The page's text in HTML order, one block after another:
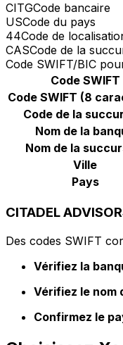
CITGCode bancaire
USCode du pays
44Code de
CASCode de la
Code SWIFT/BIC
Code SWIFT
Code SWIFT (8
Code de la
Nom de la
Nom de la
Ville
Pays
CITADEL
Des codes SWIFT
Vérifiez la
Vérifiez le nom
Confirmez le